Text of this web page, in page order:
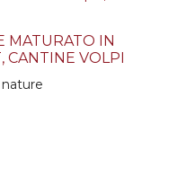
MATURATO IN
CANTINE VOLPI